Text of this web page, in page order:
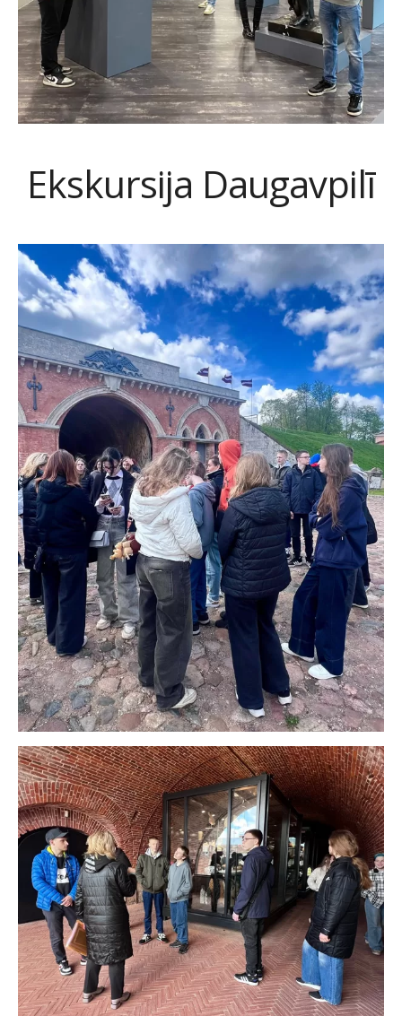
Ekskursija Daugavpilī